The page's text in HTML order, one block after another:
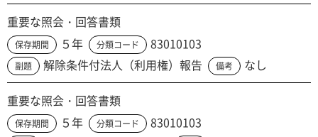
重要な照会・回答書類
保存期間 ５年 分類コード 83010103
副題 解除条件付法人（利用権）報告 備考 なし
重要な照会・回答書類
保存期間 ５年 分類コード 83010103